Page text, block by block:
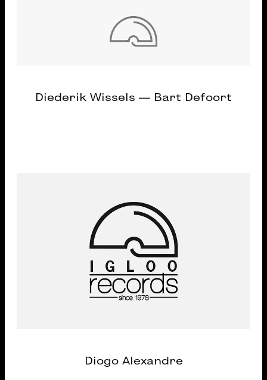
Diederik Wissels — Bart Defoort
Diogo Alexandre